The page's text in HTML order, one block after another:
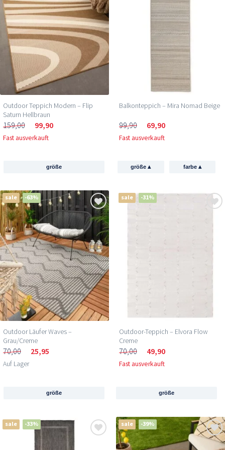
Outdoor Teppich Modern – Flip
Saturn Hellbraun
159,00 99,90
Fast ausverkauft
größe
Balkonteppich – Mira Nomad Beige
99,90 69,90
Fast ausverkauft
größe▴ farbe ▴
sale -63%
Outdoor Läufer Waves –
Grau/Creme
70,00 25,95
Auf Lager
größe
sale -31%
Outdoor-Teppich – Elvora Flow
Creme
70,00 49,90
Fast ausverkauft
größe
sale -33% sale -39%